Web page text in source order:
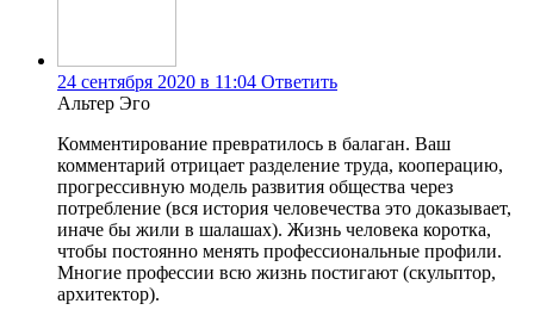
24 сентября 2020 в 11:04 Ответить
Альтер Эго
Комментирование превратилось в балаган. Ваш
комментарий отрицает разделение труда, кооперацию,
прогрессивную модель развития общества через
потребление (вся история человечества это доказывает,
иначе бы жили в шалашах). Жизнь человека коротка,
чтобы постоянно менять профессиональные профили.
Многие профессии всю жизнь постигают (скульптор,
архитектор).